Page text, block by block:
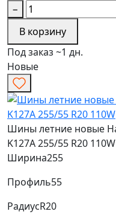
−
В корзину
Под заказ ~1 дн.
Новые
Шины летние новые
K127A 255/55 R20 110W
Ширина255
Профиль55
РадиусR20